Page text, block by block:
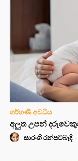
ගර්භණී අවධිය
අලුත උපන්
සාරංගි රන්පටබැඳි -